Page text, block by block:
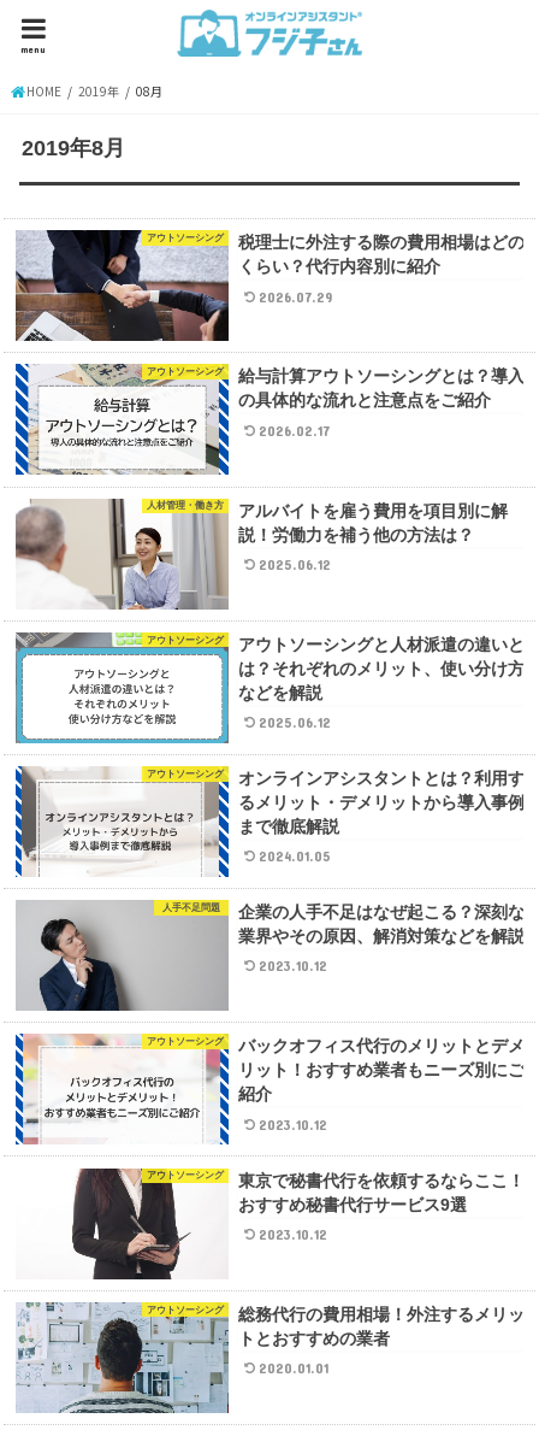
menu
HOME 2019年 08月
2019年8月
アウトソーシング
税理士に外注する際の費用相場はどの
くらい？代行内容別に紹介
2026.07.29
アウトソーシング
給与計算アウトソーシングとは？導入
の具体的な流れと注意点をご紹介
2026.02.17
人材管理・働き方
アルバイトを雇う費用を項目別に解
説！労働力を補う他の方法は？
2025.06.12
アウトソーシング
アウトソーシングと人材派遣の違いと
は？それぞれのメリット、使い分け方
などを解説
2025.06.12
アウトソーシング
オンラインアシスタントとは？利用す
るメリット・デメリットから導入事例
まで徹底解説
2024.01.05
人手不足問題
企業の人手不足はなぜ起こる？深刻な
業界やその原因、解消対策などを解説
2023.10.12
アウトソーシング
バックオフィス代行のメリットとデメ
リット！おすすめ業者もニーズ別にご
紹介
2023.10.12
アウトソーシング
東京で秘書代行を依頼するならここ！
おすすめ秘書代行サービス9選
2023.10.12
アウトソーシング
総務代行の費用相場！外注するメリッ
トとおすすめの業者
2020.01.01